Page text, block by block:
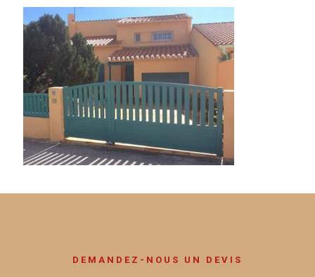
DEMANDEZ-NOUS UN DEVIS